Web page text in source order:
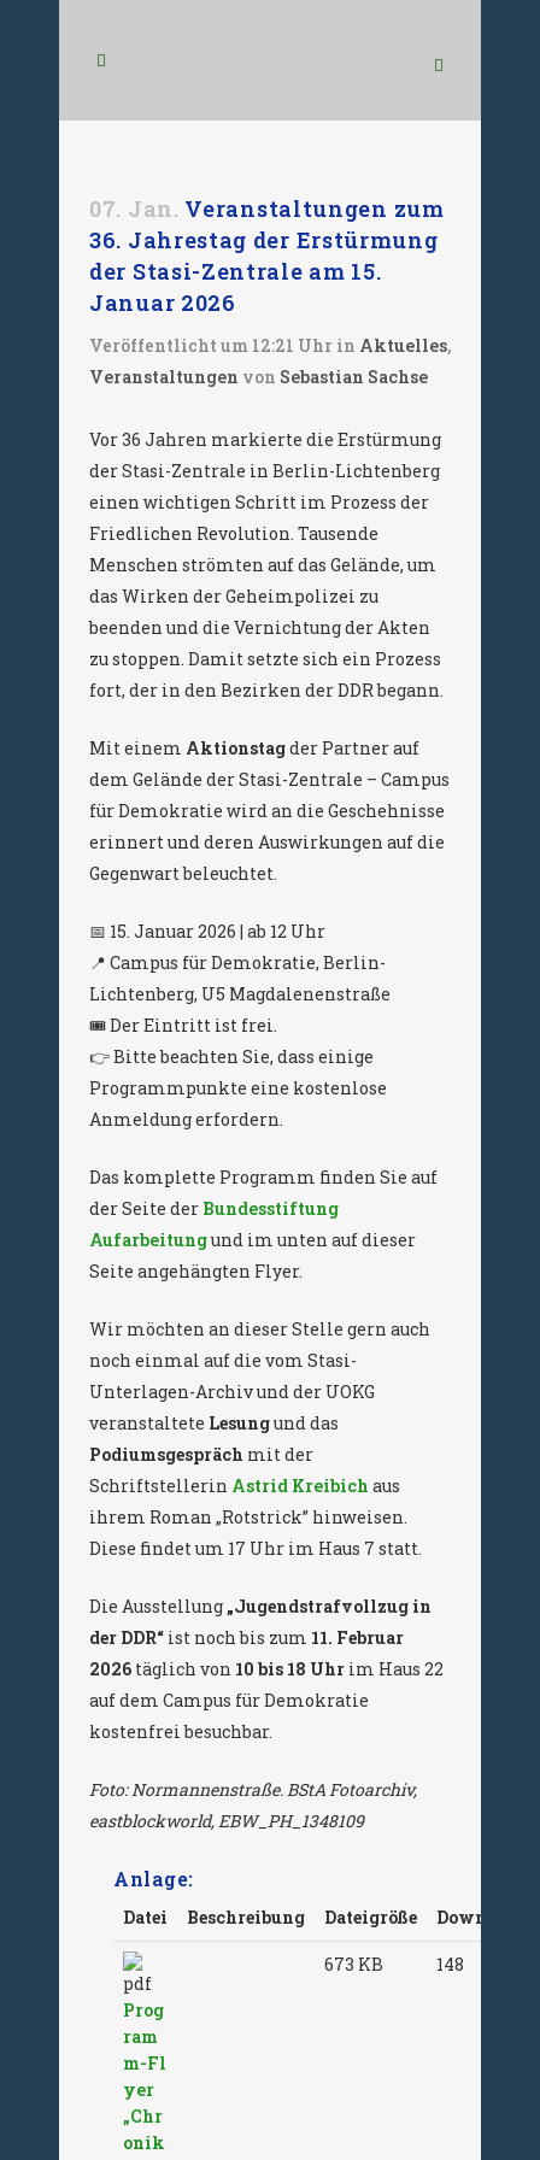
07. Jan. Veranstaltungen zum
36. Jahrestag der Erstürmung
der Stasi-Zentrale am 15.
Januar 2026
Veröffentlicht um 12:21 Uhr in Aktuelles,
Veranstaltungen von Sebastian Sachse
Vor 36 Jahren markierte die Erstürmung
der Stasi-Zentrale in Berlin-Lichtenberg
einen wichtigen Schritt im Prozess der
Friedlichen Revolution. Tausende
Menschen strömten auf das Gelände, um
das Wirken der Geheimpolizei zu
beenden und die Vernichtung der Akten
zu stoppen. Damit setzte sich ein Prozess
fort, der in den Bezirken der DDR begann.
Mit einem Aktionstagder Partner auf
dem Gelände der Stasi-Zentrale – Campus
für Demokratie wird an die Geschehnisse
erinnert und deren Auswirkungen auf die
Gegenwart beleuchtet.
📅 15. Januar 2026 | ab 12 Uhr
📍 Campus für Demokratie, Berlin-
Lichtenberg, U5 Magdalenenstraße
🎟 Der Eintritt ist frei.
👉 Bitte beachten Sie, dass einige
Programmpunkte eine kostenlose
Anmeldung erfordern.
Das komplette Programm finden Sie auf
der Seite der Bundesstiftung
Aufarbeitungund im unten auf dieser
Seite angehängten Flyer.
Wir möchten an dieser Stelle gern auch
noch einmal auf die vom Stasi-
Unterlagen-Archiv und der UOKG
veranstaltete Lesungund das
Podiumsgespräch mit der
Schriftstellerin Astrid Kreibich aus
ihrem Roman „Rotstrick” hinweisen.
Diese findet um 17 Uhr im Haus 7 statt.
Die Ausstellung „Jugendstrafvollzug in
der DDR“ ist noch bis zum 11. Februar
2026 täglich von 10 bis 18 Uhr im Haus 22
auf dem Campus für Demokratie
kostenfrei besuchbar.
Foto: Normannenstraße. BStA Fotoarchiv,
eastblockworld, EBW_PH_1348109
Anlage:
Datei Beschreibung Dateigröße Downloads
Prog
ram
m-Fl
yer
„Chr
onik
673 KB 148